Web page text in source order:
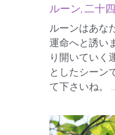
2023年 6月「
2023年6月6日
ルーン,二十四
ルーンはあな
運命へと誘い
としたシーン